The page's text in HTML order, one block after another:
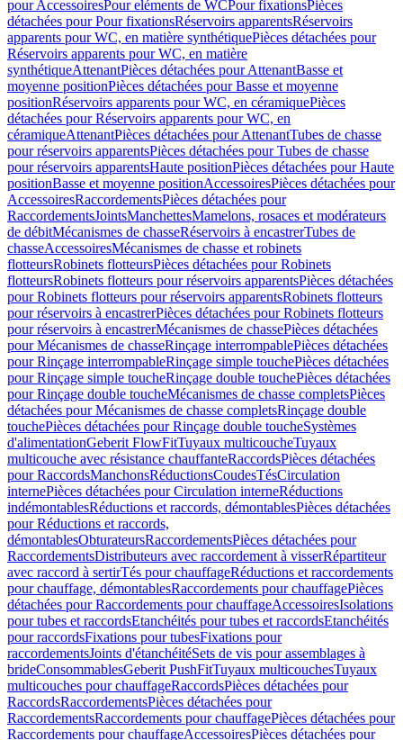
pour AccessoiresPour eléments de WCPour fixationsPièces
détachées pour Pour fixationsRéservoirs apparentsRéservoirs
apparents pour WC, en matière synthétiquePièces détachées pour
Réservoirs apparents pour WC, en matière
synthétiqueAttenantPièces détachées pour AttenantBasse et
moyenne positionPièces détachées pour Basse et moyenne
positionRéservoirs apparents pour WC, en céramiquePièces
détachées pour Réservoirs apparents pour WC, en
céramiqueAttenantPièces détachées pour AttenantTubes de chasse
pour réservoirs apparentsPièces détachées pour Tubes de chasse
pour réservoirs apparentsHaute positionPièces détachées pour Haute
positionBasse et moyenne positionAccessoiresPièces détachées pour
AccessoiresRaccordementsPièces détachées pour
RaccordementsJointsManchettesMamelons, rosaces et modérateurs
de débitMécanismes de chasseRéservoirs à encastrerTubes de
chasseAccessoiresMécanismes de chasse et robinets
flotteursRobinets flotteursPièces détachées pour Robinets
flotteursRobinets flotteurs pour réservoirs apparentsPièces détachées
pour Robinets flotteurs pour réservoirs apparentsRobinets flotteurs
pour réservoirs à encastrerPièces détachées pour Robinets flotteurs
pour réservoirs à encastrerMécanismes de chassePièces détachées
pour Mécanismes de chasseRinçage interrompablePièces détachées
pour Rinçage interrompableRinçage simple touchePièces détachées
pour Rinçage simple toucheRinçage double touchePièces détachées
pour Rinçage double toucheMécanismes de chasse completsPièces
détachées pour Mécanismes de chasse completsRinçage double
touchePièces détachées pour Rinçage double toucheSystèmes
d'alimentationGeberit FlowFitTuyaux multicoucheTuyaux
multicouche avec résistance chauffanteRaccordsPièces détachées
pour RaccordsManchonsRéductionsCoudesTésCirculation
internePièces détachées pour Circulation interneRéductions
indémontablesRéductions et raccords, démontablesPièces détachées
pour Réductions et raccords,
démontablesObturateursRaccordementsPièces détachées pour
RaccordementsDistributeurs avec raccordement à visserRépartiteur
avec raccord à sertirTés pour chauffageRéductions et raccordements
pour chauffage, démontablesRaccordements pour chauffagePièces
détachées pour Raccordements pour chauffageAccessoiresIsolations
pour tubes et raccordsEtanchéités pour tubes et raccordsEtanchéités
pour raccordsFixations pour tubesFixations pour
raccordementsJoints d'étanchéitéSets de vis pour assemblages à
brideConsommablesGeberit PushFitTuyaux multicouchesTuyaux
multicouches pour chauffageRaccordsPièces détachées pour
RaccordsRaccordementsPièces détachées pour
RaccordementsRaccordements pour chauffagePièces détachées pour
Raccordements pour chauffageAccessoiresPièces détachées pour